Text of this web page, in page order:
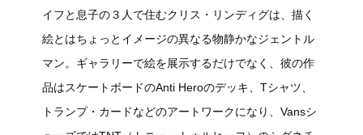
イフと息子の３人で住むクリス・リンディグは、描く
絵とはちょっとイメージの異なる物静かなジェントル
マン。ギャラリーで絵を展示するだけでなく、彼の作
品はスケートボードのAnti Heroのデッキ、Tシャツ、
トランプ・カードなどのアートワークになり、Vansシ